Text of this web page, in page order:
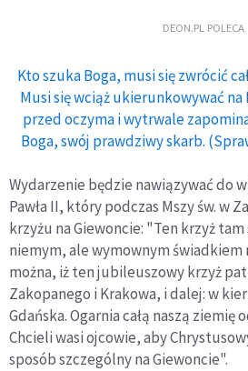
DEON.PL POLECA
Kto szuka Boga, musi się zwrócić
Musi się wciąż ukierunkowywać na
przed oczyma i wytrwale
Boga, swój prawdziwy skarb.
Wydarzenie będzie nawiązywać do
Pawła II, który podczas Mszy św. w
krzyżu na Giewoncie: "Ten krzyż
niemym, ale wymownym świadkiem
można, iż ten jubileuszowy krzyż
Zakopanego i Krakowa, i dalej: w
Gdańska. Ogarnia całą naszą ziemię
Chcieli wasi ojcowie, aby
sposób szczególny na Giewoncie".